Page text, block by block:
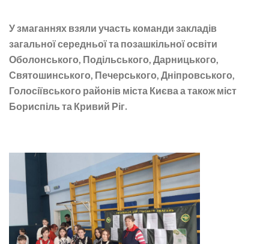
У змаганнях взяли участь команди закладів
загальної середньої та позашкільної освіти
Оболонського, Подільського, Дарницького,
Святошинського, Печерського, Дніпровського,
Голосіївського районів міста Києва а також міст
Бориспіль та Кривий Ріг.